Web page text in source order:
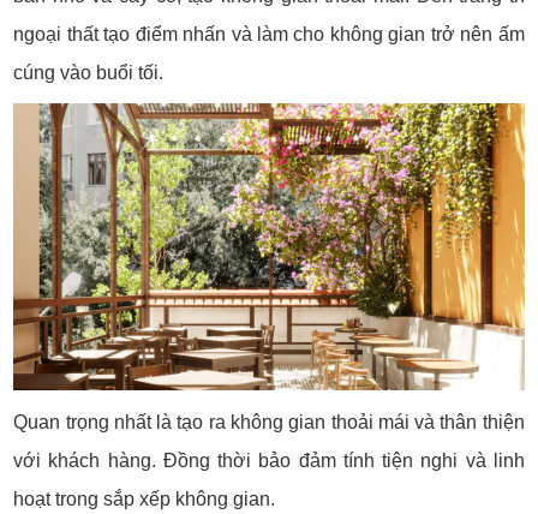
ngoại thất tạo điểm nhấn và làm cho không gian trở nên ấm
cúng vào buổi tối.
Quan trọng nhất là tạo ra không gian thoải mái và thân thiện
với khách hàng. Đồng thời bảo đảm tính tiện nghi và linh
hoạt trong sắp xếp không gian.